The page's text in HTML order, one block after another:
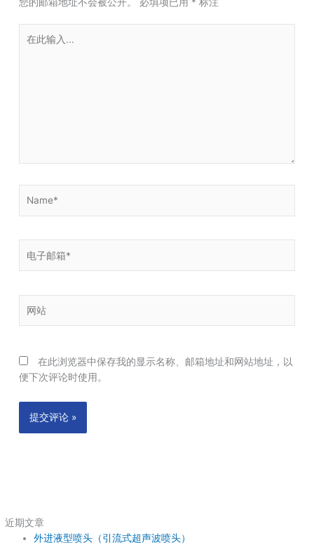
子
箱
站
在此浏览器中保存我的显示名称、邮箱地址和网站地址，以
便下次评论时使用。
近期文章
外进液型喷头（引流式超声波喷头）